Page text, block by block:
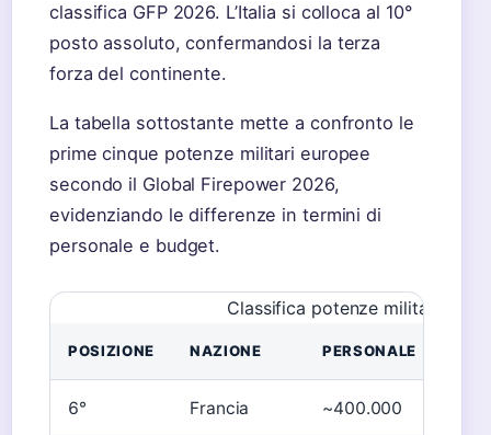
classifica GFP 2026. L’Italia si colloca al 10°
posto assoluto, confermandosi la terza
forza del continente.
La tabella sottostante mette a confronto le
prime cinque potenze militari europee
secondo il Global Firepower 2026,
evidenziando le differenze in termini di
personale e budget.
Classifica potenze militari
POSIZIONE NAZIONE PERSONALE
6° Francia ~400.000